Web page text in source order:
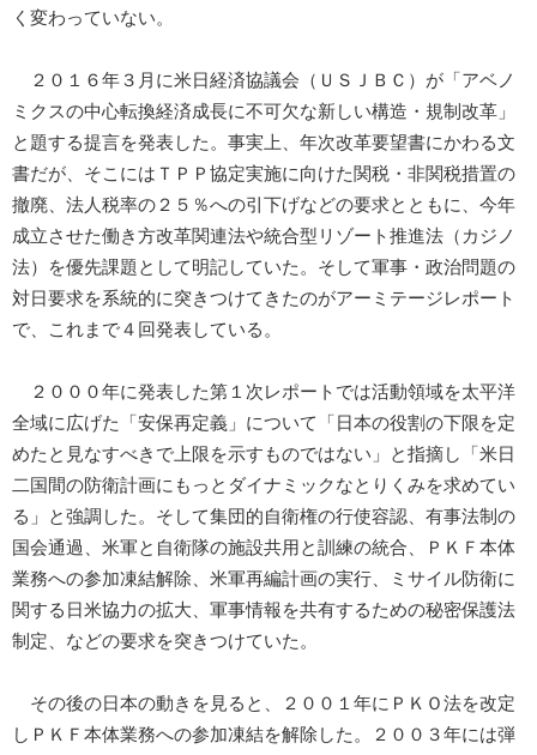
く変わっていない。
２０１６年３月に米日経済協議会（ＵＳＪＢＣ）が「アベノ
ミクスの中心転換経済成長に不可欠な新しい構造・規制改革」
と題する提言を発表した。事実上、年次改革要望書にかわる文
書だが、そこにはＴＰＰ協定実施に向けた関税・非関税措置の
撤廃、法人税率の２５％への引下げなどの要求とともに、今年
成立させた働き方改革関連法や統合型リゾート推進法（カジノ
法）を優先課題として明記していた。そして軍事・政治問題の
対日要求を系統的に突きつけてきたのがアーミテージレポート
で、これまで４回発表している。
２０００年に発表した第１次レポートでは活動領域を太平洋
全域に広げた「安保再定義」について「日本の役割の下限を定
めたと見なすべきで上限を示すものではない」と指摘し「米日
二国間の防衛計画にもっとダイナミックなとりくみを求めてい
る」と強調した。そして集団的自衛権の行使容認、有事法制の
国会通過、米軍と自衛隊の施設共用と訓練の統合、ＰＫＦ本体
業務への参加凍結解除、米軍再編計画の実行、ミサイル防衛に
関する日米協力の拡大、軍事情報を共有するための秘密保護法
制定、などの要求を突きつけていた。
その後の日本の動きを見ると、２００１年にＰＫＯ法を改定
しＰＫＦ本体業務への参加凍結を解除した。２００３年には弾